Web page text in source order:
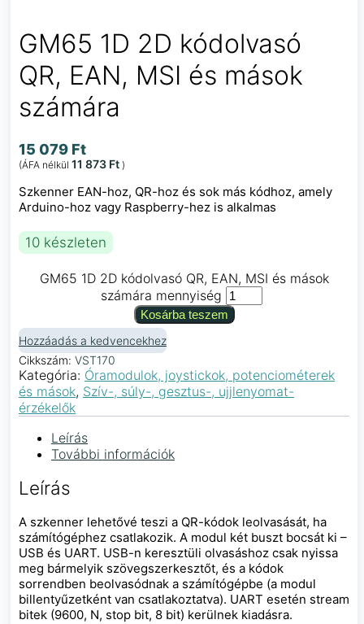
GM65 1D 2D kódolvasó
QR, EAN, MSI és mások
számára
15 079 Ft
(ÁFA nélkül 11 873 Ft )
Szkenner EAN-hoz, QR-hoz és sok más kódhoz, amely
Arduino-hoz vagy Raspberry-hez is alkalmas
10 készleten
GM65 1D 2D kódolvasó QR, EAN, MSI és mások
számára mennyiség
Kosárba teszem
Hozzáadás a kedvencekhez
Cikkszám: VST170
Kategória: Óramodulok, joystickok, potenciométerek
és mások, Szív-, súly-, gesztus-, ujjlenyomat-
érzékelők
Leírás
További információk
Leírás
A szkenner lehetővé teszi a QR-kódok leolvasását, ha
számítógéphez csatlakozik. A modul két buszt bocsát ki –
USB és UART. USB-n keresztüli olvasáshoz csak nyissa
meg bármelyik szövegszerkesztőt, és a kódok
sorrendben beolvasódnak a számítógépbe (a modul
billentyűzetként van csatlakoztatva). UART esetén stream
bitek (9600, N, stop bit, 8 bit) kerülnek kiadásra.